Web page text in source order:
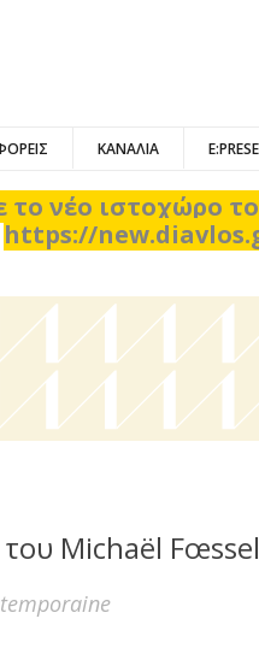
ΚΑΝΑΛΙΑ
το νέο ιστοχώρο
https://
του Michaël Fœssel